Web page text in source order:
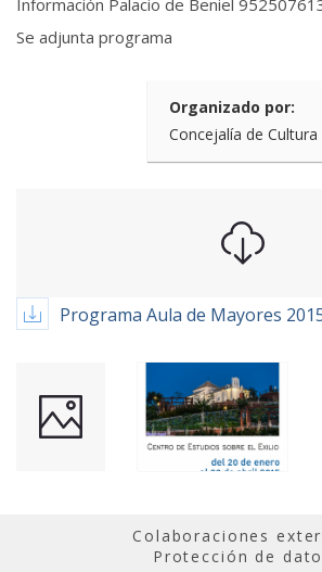
Información Palacio de Beniel
Se adjunta programa
Organizado por:
Concejalía de Cultura
Programa Aula de Mayores
Colaboraciones
Protección de